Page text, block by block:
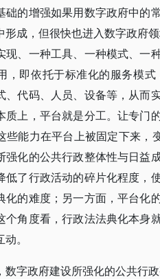
础的增强如果用数字政府中的
形成，但很快也进入数字政府
现、一种工具、一种模式、一
，即依托于标准化的服务模
、代码、人员、设备等，从而
质上，平台就是分工。让专门
些能力在平台上被固定下来
强化的公共行政整体性与日益
低了行政活动的碎片化程度，
化的难度；另一方面，平台化
个角度看，行政法法典化本身
。
数字政府建设所强化的公共行